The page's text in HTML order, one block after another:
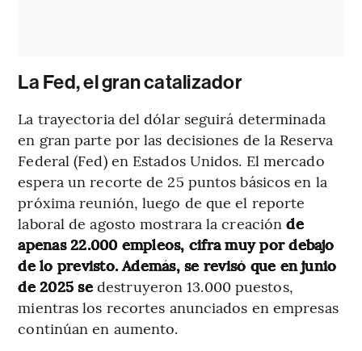
La Fed, el gran catalizador
La trayectoria del dólar seguirá determinada
en gran parte por las decisiones de la Reserva
Federal (Fed) en Estados Unidos. El mercado
espera un recorte de 25 puntos básicos en la
próxima reunión, luego de que el reporte
laboral de agosto mostrara la creaciónde
apenas 22.000 empleos, cifra muy por debajo
de lo previsto. Además, se revisó que en junio
de 2025 sedestruyeron 13.000 puestos,
mientras los recortes anunciados en empresas
continúan en aumento.